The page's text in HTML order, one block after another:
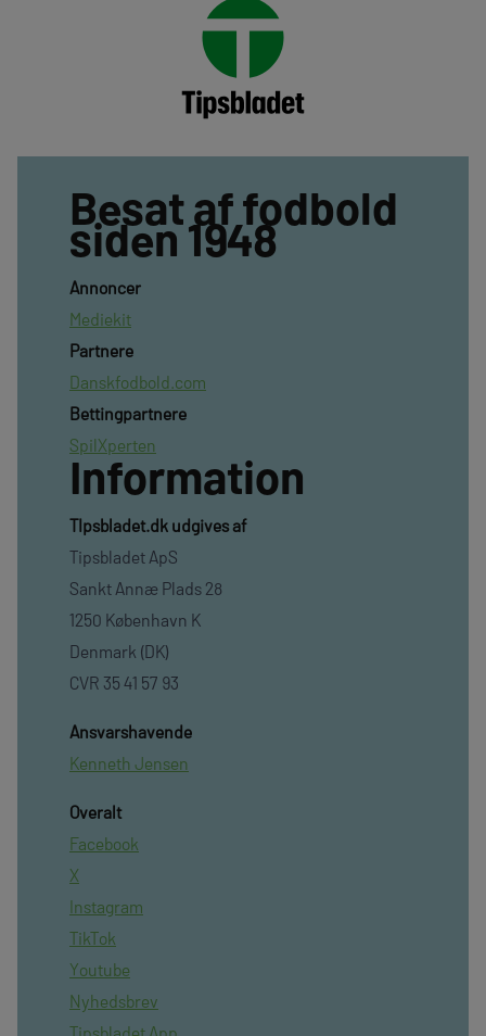
Besat af fodbold
siden 1948
Annoncer
Mediekit
Partnere
Danskfodbold.com
Bettingpartnere
SpilXperten
Information
TIpsbladet.dk udgives af
Tipsbladet ApS
Sankt Annæ Plads 28
1250 København K
Denmark (DK)
CVR 35 41 57 93
Ansvarshavende
Kenneth Jensen
Overalt
Facebook
X
Instagram
TikTok
Youtube
Nyhedsbrev